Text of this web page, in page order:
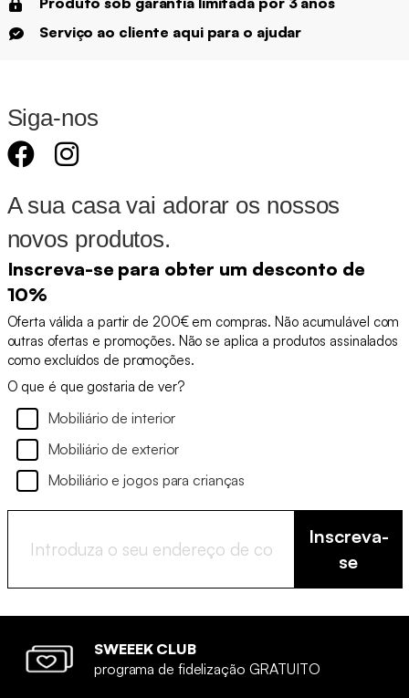
Serviço ao cliente aqui para o ajudar
Siga-nos
A sua casa vai adorar os nossos
novos produtos.
Inscreva-se para obter um desconto de
10%
Oferta válida a partir de 200€ em compras. Não acumulável com
outras ofertas e promoções. Não se aplica a produtos assinalados
como excluídos de promoções.
O que é que gostaria de ver?
Mobiliário de interior
Mobiliário de exterior
Mobiliário e jogos para crianças
Inscreva-
se
SWEEEK CLUB
programa de fidelização GRATUITO